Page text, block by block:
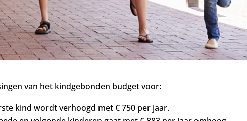
van het kindgebonden budget voor:
kind wordt verhoogd met € 750 per jaar.